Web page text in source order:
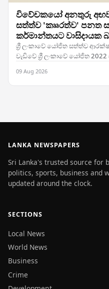
විවේචකයෝ අනතුරු අඟවති
සත්ත්ව 'කෲරත්ව' පනත
කර්මාන්තයට වාසිදායක
ශ්‍රී ලංකාවේ යෝජිත සත්ත්ව
වැඩිවේ ශ්‍රී ලංකාවේ යෝජිත
09 Aug 2026
LANKA NEWSPAPERS
Sri Lanka's trusted source for
politics, sports, business and
updated around the clock.
SECTIONS
Local News
World News
Business
Crime